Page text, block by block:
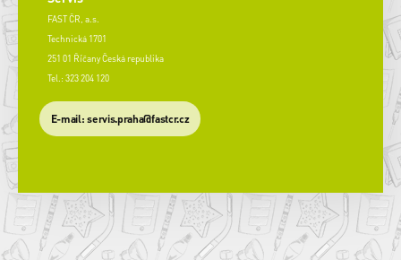
FAST ČR, a.s.
Technická 1701
251 01 Říčany Česká republika
Tel.: 323 204 120
​E-mail: servis.praha@fastcr.cz